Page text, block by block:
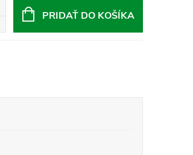
PRIDAŤ DO KOŠÍKA